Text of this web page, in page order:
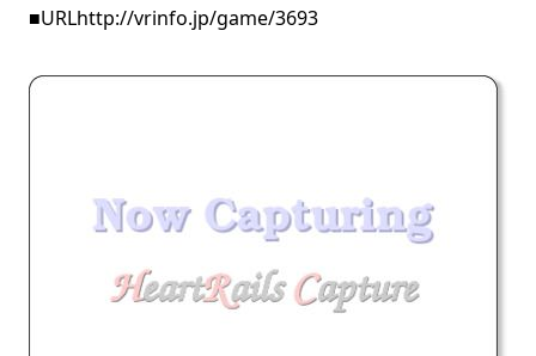
■URLhttp://vrinfo.jp/game/3693